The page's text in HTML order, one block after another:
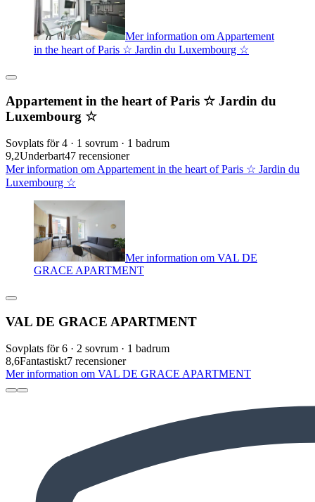
Mer information om Appartement
in the heart of Paris ☆ Jardin du Luxembourg ☆
Appartement in the heart of Paris ☆ Jardin du
Luxembourg ☆
Sovplats för 4 · 1 sovrum · 1 badrum
9,2Underbart47 recensioner
Mer information om Appartement in the heart of Paris ☆ Jardin du
Luxembourg ☆
Mer information om VAL DE
GRACE APARTMENT
VAL DE GRACE APARTMENT
Sovplats för 6 · 2 sovrum · 1 badrum
8,6Fantastiskt7 recensioner
Mer information om VAL DE GRACE APARTMENT